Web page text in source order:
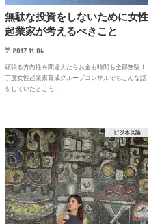
無駄な投資をしないために女性
起業家が考えるべきこと
2017.11.06
頑張る方向性を間違えたらお金も時間も全部無駄！
丁度女性起業家育成グループコンサルでもこんな話
をしていたところ…
ビジネス論